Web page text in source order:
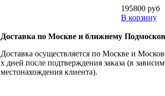
195800 руб
В корзину
Доставка по Москве и ближнему
Доставка осуществляется по Москве и
х дней после подтверждения заказа (в
местонахождения клиента).